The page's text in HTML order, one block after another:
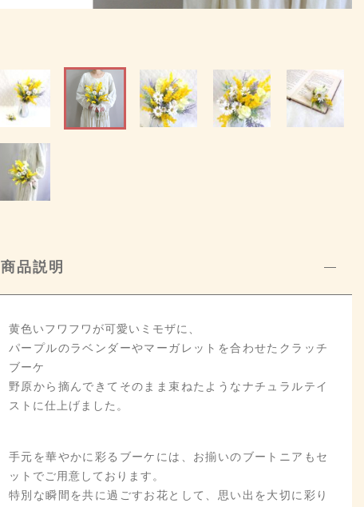
商品説明
黄色いフワフワが可愛いミモザに、
パープルのラベンダーやマーガレットを合わせたクラッチ
ブーケ
野原から摘んできてそのまま束ねたようなナチュラルテイ
ストに仕上げました。
手元を華やかに彩るブーケには、お揃いのブートニアもセ
ットでご用意しております。
特別な瞬間を共に過ごすお花として、思い出を大切に彩り